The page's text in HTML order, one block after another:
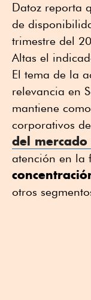
Datoz reporta
de
trimestre del
Altas el
El tema de la
relevancia en
mantiene
corporativos
del
atención en la
otros